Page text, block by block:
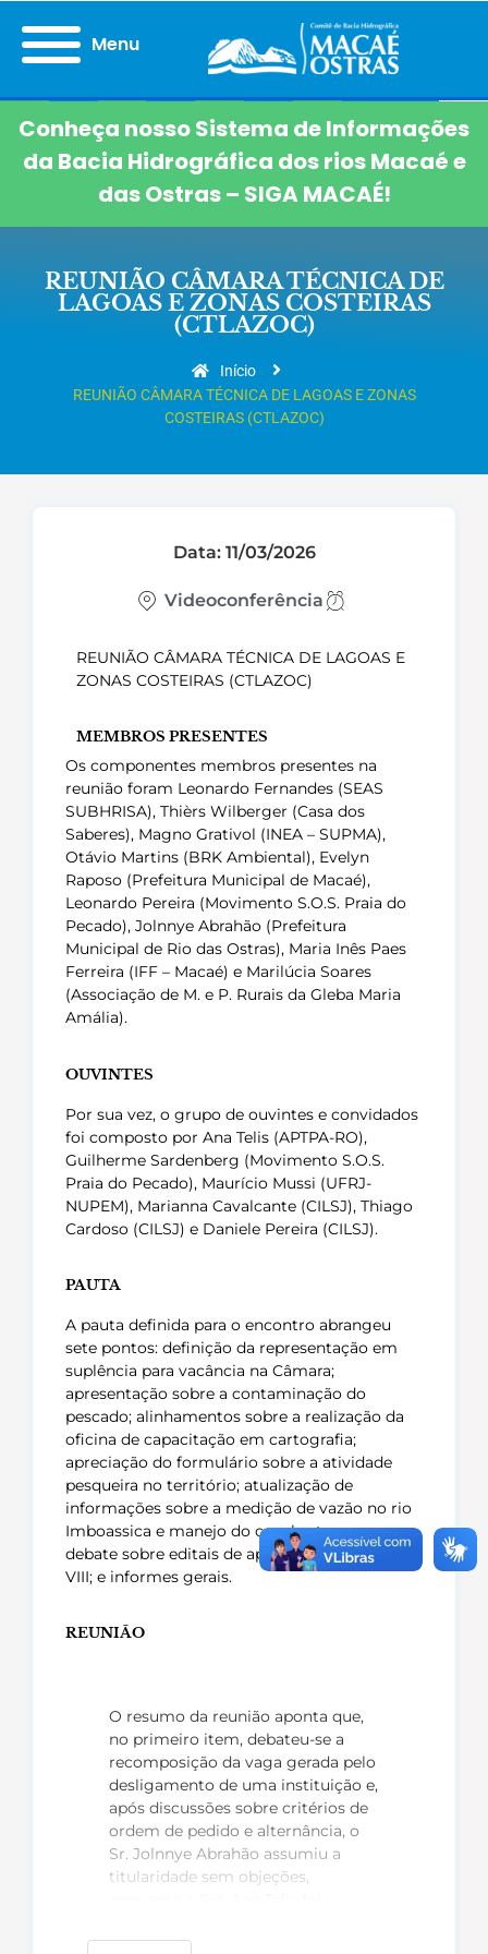
Menu
Conheça nosso Sistema de Informações
da Bacia Hidrográfica dos rios Macaé e
das Ostras – SIGA MACAÉ!
REUNIÃO CÂMARA TÉCNICA DE
LAGOAS E ZONAS COSTEIRAS
(CTLAZOC)
Início
REUNIÃO CÂMARA TÉCNICA DE LAGOAS E ZONAS
COSTEIRAS (CTLAZOC)
Data: 11/03/2026
Videoconferência
REUNIÃO CÂMARA TÉCNICA DE LAGOAS E
ZONAS COSTEIRAS (CTLAZOC)
MEMBROS PRESENTES
Os componentes membros presentes na
reunião foram Leonardo Fernandes (SEAS
SUBHRISA), Thièrs Wilberger (Casa dos
Saberes), Magno Grativol (INEA – SUPMA),
Otávio Martins (BRK Ambiental), Evelyn
Raposo (Prefeitura Municipal de Macaé),
Leonardo Pereira (Movimento S.O.S. Praia do
Pecado), Jolnnye Abrahão (Prefeitura
Municipal de Rio das Ostras), Maria Inês Paes
Ferreira (IFF – Macaé) e Marilúcia Soares
(Associação de M. e P. Rurais da Gleba Maria
Amália).
OUVINTES
Por sua vez, o grupo de ouvintes e convidados
foi composto por Ana Telis (APTPA-RO),
Guilherme Sardenberg (Movimento S.O.S.
Praia do Pecado), Maurício Mussi (UFRJ-
NUPEM), Marianna Cavalcante (CILSJ), Thiago
Cardoso (CILSJ) e Daniele Pereira (CILSJ).
PAUTA
A pauta definida para o encontro abrangeu
sete pontos: definição da representação em
suplência para vacância na Câmara;
apresentação sobre a contaminação do
pescado; alinhamentos sobre a realização da
oficina de capacitação em cartografia;
apreciação do formulário sobre a atividade
pesqueira no território; atualização de
informações sobre a medição de vazão no rio
Imboassica e manejo do canal extravasor;
debate sobre editais de apoio à pesquisa na RH
VIII; e informes gerais.
REUNIÃO
O resumo da reunião aponta que,
no primeiro item, debateu-se a
recomposição da vaga gerada pelo
desligamento de uma instituição e,
após discussões sobre critérios de
ordem de pedido e alternância, o
Sr. Jolnnye Abrahão assumiu a
titularidade sem objeções,
de sua instituição via ofício ao